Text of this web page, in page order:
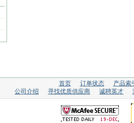
首页 订单状态
产品索
公司介绍
寻找优质供应商 诚聘英才